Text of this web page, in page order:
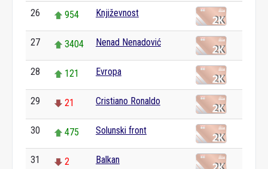
26 954 Književnost
27 3404 Nenad Nenadović
28 121 Evropa
29 21 Cristiano Ronaldo
30 475 Solunski front
31 2 Balkan